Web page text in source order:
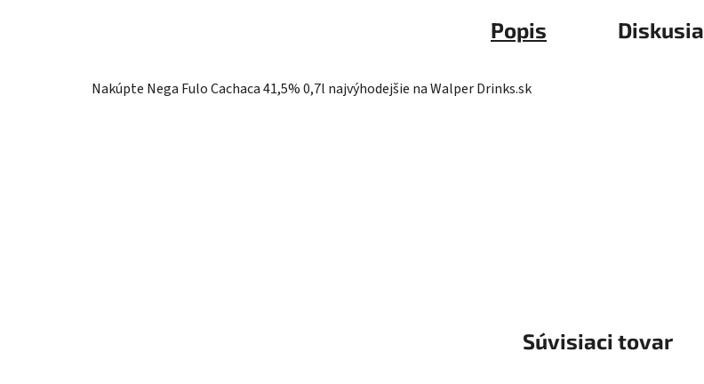
Popis Diskusia
Nakúpte Nega Fulo Cachaca 41,5% 0,7l najvýhodejšie na Walper Drinks.sk
Súvisiaci tovar